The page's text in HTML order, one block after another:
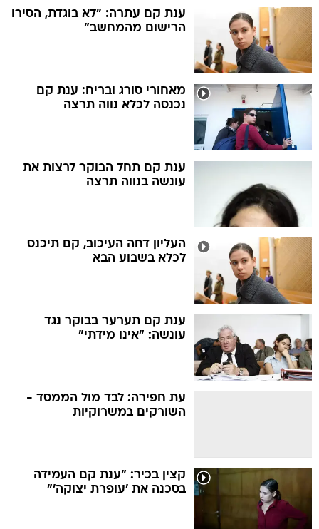
ענת קם עתרה: "לא בוגדת, הסירו
הרישום מהמחשב"
מאחורי סורג ובריח: ענת קם
נכנסה לכלא נווה תרצה
ענת קם תחל הבוקר לרצות את
עונשה בנווה תרצה
העליון דחה העיכוב, קם תיכנס
לכלא בשבוע הבא
ענת קם תערער בבוקר נגד
עונשה: "אינו מידתי"
עת חפירה: לבד מול הממסד -
השורקים במשרוקיות
קצין בכיר: "ענת קם העמידה
בסכנה את 'עופרת יצוקה'"